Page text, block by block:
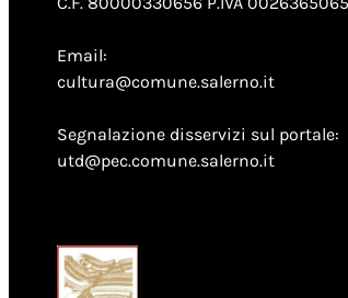
Email:
cultura@comune.salerno.it
Segnalazione disservizi sul portale:
utd@pec.comune.salerno.it